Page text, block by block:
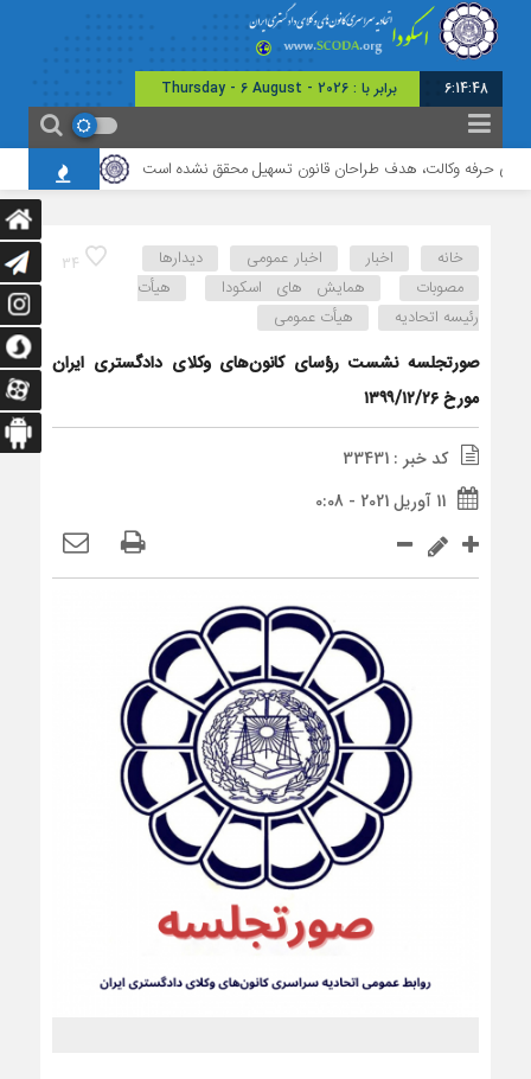
6:14:48 برابر با : Thursday - 6 August - 2026
حرفه وکالت، هدف طراحان قانون تسهیل محقق نشده است برگزاری نشست
34 خانه اخبار اخبار عمومی
دیدارها
مصوبات
همایش های اسکودا
هیأت
رئیسه اتحادیه
هیأت عمومی
صورتجلسه نشست رؤسای کانون‌های وکلای دادگستری ایران
مورخ ۱۳۹۹/۱۲/۲۶
کد خبر : 33431
11 آوریل 2021 - 0:08